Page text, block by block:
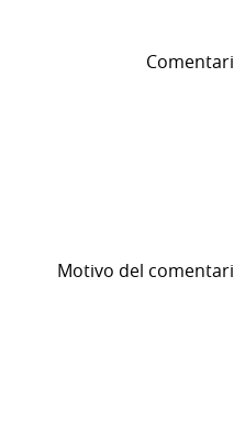
Motivo del